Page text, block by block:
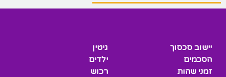
יישוב סכסוך
הסכמים
זמני שהות
גיטין
ילדים
רכוש